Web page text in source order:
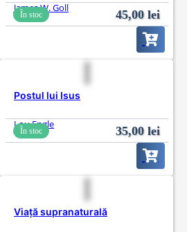
James W. Goll
În stoc 45,00 lei
Postul lui Isus
Lou Engle
În stoc 35,00 lei
Viață supranaturală